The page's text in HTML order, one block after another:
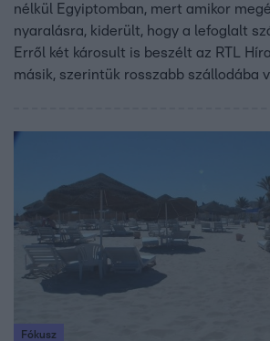
nélkül Egyiptomban, mert amikor
nyaralásra, kiderült, hogy a lefoglalt
Erről két károsult is beszélt az RTL
másik, szerintük rosszabb szállodába
kompenzálást ígért.
Fókusz